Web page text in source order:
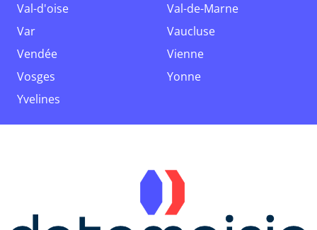
Val-d'oise
Val-de-Marne
Var
Vaucluse
Vendée
Vienne
Vosges
Yonne
Yvelines